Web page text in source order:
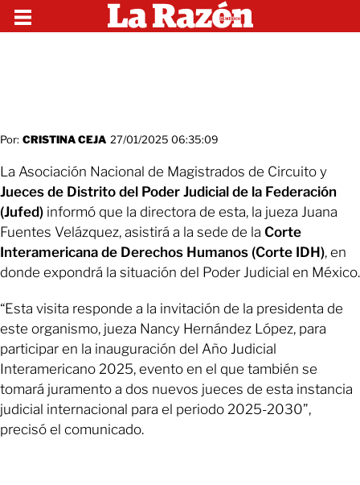
Por: CRISTINA CEJA 27/01/2025 06:35:09
La Asociación Nacional de Magistrados de Circuito y
Jueces de Distrito del Poder Judicial de la Federación
(Jufed) informó que la directora de esta, la jueza Juana
Fuentes Velázquez, asistirá a la sede de la Corte
Interamericana de Derechos Humanos (Corte IDH), en
donde expondrá la situación del Poder Judicial en México.
“Esta visita responde a la invitación de la presidenta de
este organismo, jueza Nancy Hernández López, para
participar en la inauguración del Año Judicial
Interamericano 2025, evento en el que también se
tomará juramento a dos nuevos jueces de esta instancia
judicial internacional para el periodo 2025-2030”,
precisó el comunicado.